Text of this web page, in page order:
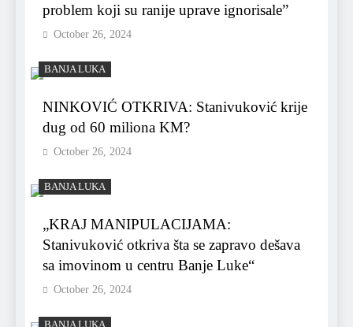
problem koji su ranije uprave ignorisale”
October 26, 2024
BANJA LUKA
NINKOVIĆ OTKRIVA: Stanivuković krije
dug od 60 miliona KM?
October 26, 2024
BANJA LUKA
„KRAJ MANIPULACIJAMA:
Stanivuković otkriva šta se zapravo dešava
sa imovinom u centru Banje Luke“
October 26, 2024
BANJA LUKA